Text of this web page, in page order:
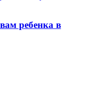
ребенка в